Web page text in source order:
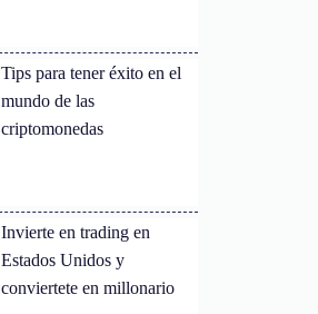
Tips para tener éxito en el
mundo de las
criptomonedas
Invierte en trading en
Estados Unidos y
conviertete en millonario